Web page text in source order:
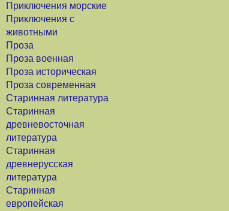
Приключения морские
Приключения с
животными
Проза
Проза военная
Проза историческая
Проза современная
Старинная литература
Старинная
древневосточная
литература
Старинная
древнерусская
литература
Старинная
европейская